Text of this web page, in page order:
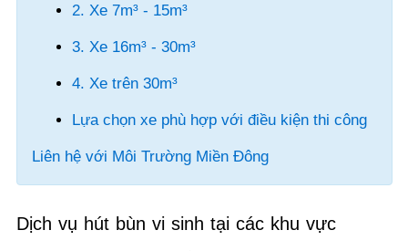
2. Xe 7m³ - 15m³
3. Xe 16m³ - 30m³
4. Xe trên 30m³
Lựa chọn xe phù hợp với điều kiện thi công
Liên hệ với Môi Trường Miền Đông
Dịch vụ hút bùn vi sinh tại các khu vực